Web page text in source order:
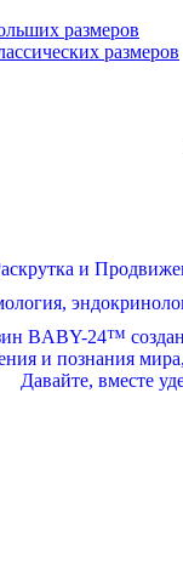
размеров
размеров